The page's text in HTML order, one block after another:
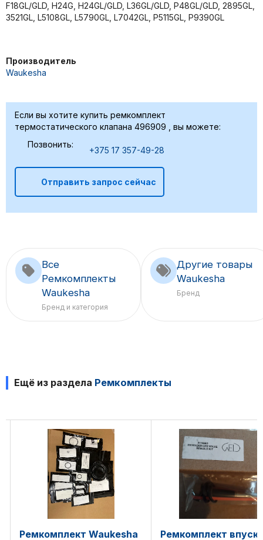
F18GL/GLD, H24G, H24GL/GLD, L36GL/GLD, P48GL/GLD, 2895GL,
3521GL, L5108GL, L5790GL, L7042GL, P5115GL, P9390GL
Производитель
Waukesha
Если вы хотите купить ремкомплект
термостатического клапана 496909 , вы можете:
Позвонить:
+375 17 357-49-28
Отправить запрос сейчас
Все
Ремкомплекты
Waukesha
Бренд и категория
Другие товары
Waukesha
Бренд
Ещё из раздела Ремкомплекты
Ремкомплект впускного Ремкомплект